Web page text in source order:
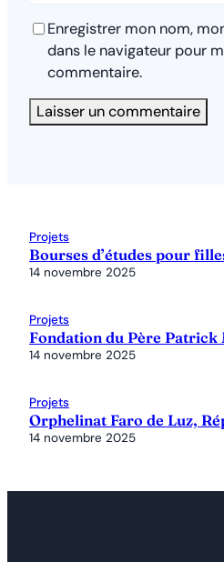
Enregistrer mon nom,
dans le navigateur pour
commentaire.
Projets
Bourses d’études pour
14 novembre 2025
Projets
Fondation du Père
14 novembre 2025
Projets
Orphelinat Faro de Luz,
14 novembre 2025